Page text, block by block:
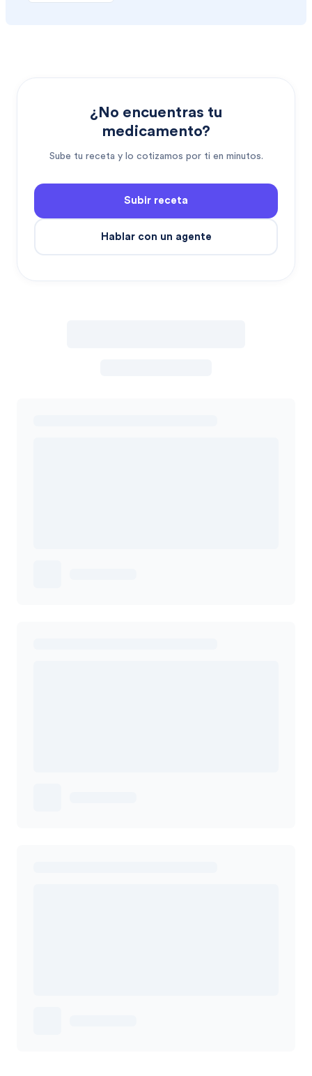
¿No encuentras tu
medicamento?
Sube tu receta y lo cotizamos por ti en minutos.
Subir receta
Hablar con un agente